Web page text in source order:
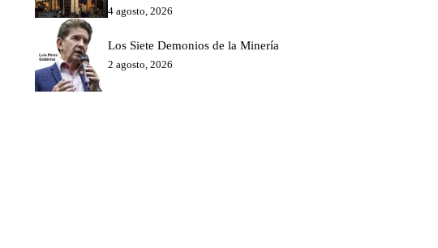
4 agosto, 2026
Los Siete Demonios de la Minería
2 agosto, 2026